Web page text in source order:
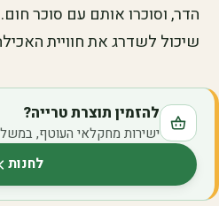
הדר, וסוכרו אותם עם סוכר
שיכול לשדרג את חוויית
להזמין תוצרת טרייה?
ישירות מחקלאי העוטף,
לחנות